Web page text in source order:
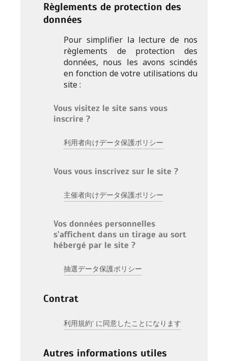
Règlements de protection des
données
Pour simplifier la lecture de nos
règlements de protection des
données, nous les avons scindés
en fonction de votre utilisations du
site :
Vous visitez le site sans vous
inscrire ?
利用者向けデータ保護ポリシー
Vous vous inscrivez sur le site ?
主催者向けデータ保護ポリシー
Vos données personnelles
s’affichent dans un tirage au sort
hébergé par le site ?
抽選データ保護ポリシー
Contrat
利用規約' に同意したことになります
Autres informations utiles